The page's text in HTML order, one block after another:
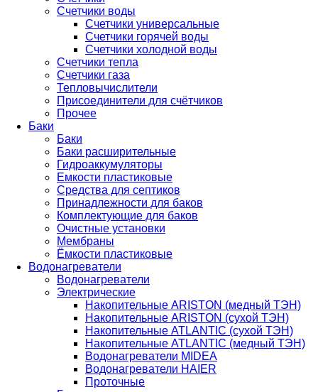
Счетчики воды
Счетчики универсальные
Счетчики горячей воды
Счетчики холодной воды
Счетчики тепла
Счетчики газа
Тепловычислители
Присоединители для счётчиков
Прочее
Баки
Баки
Баки расширительные
Гидроаккумуляторы
Емкости пластиковые
Средства для септиков
Принадлежности для баков
Комплектующие для баков
Очистные установки
Мембраны
Ёмкости пластиковые
Водонагреватели
Водонагреватели
Электрические
Накопительные ARISTON (медный ТЭН)
Накопительные ARISTON (сухой ТЭН)
Накопительные ATLANTIC (сухой ТЭН)
Накопительные ATLANTIC (медный ТЭН)
Водонагреватели MIDEA
Водонагреватели HAIER
Проточные